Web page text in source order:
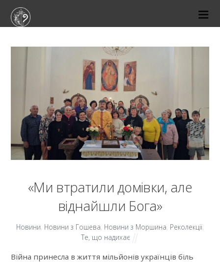
15-06-2026
«Ми втратили домівки, але
віднайшли Бога»
Новини Новини з Гошева Новини з Моршина Реколекції
Те, що надихає
Війна принесла в життя мільйонів українців біль